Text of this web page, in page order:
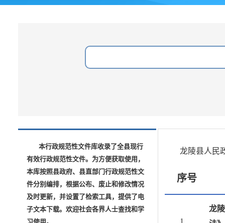
本行政规范性文件库收录了全县现行
有效行政规范性文件。为方便获取使用，
本库按照县政府、县直部门行政规范性文
件分别编排，根据公布、废止和修改情况
及时更新，并设置了检索工具，提供了电
子文本下载。欢迎社会各界人士查找和学
龙陵县人民
序号
1
龙